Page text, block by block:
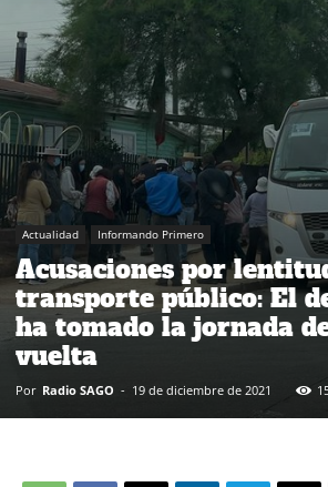
Actualidad Informando Primero
Acusaciones por
transporte público: El
ha tomado la jornada
vuelta
Por Radio SAGO - 19 de diciembre de 2021